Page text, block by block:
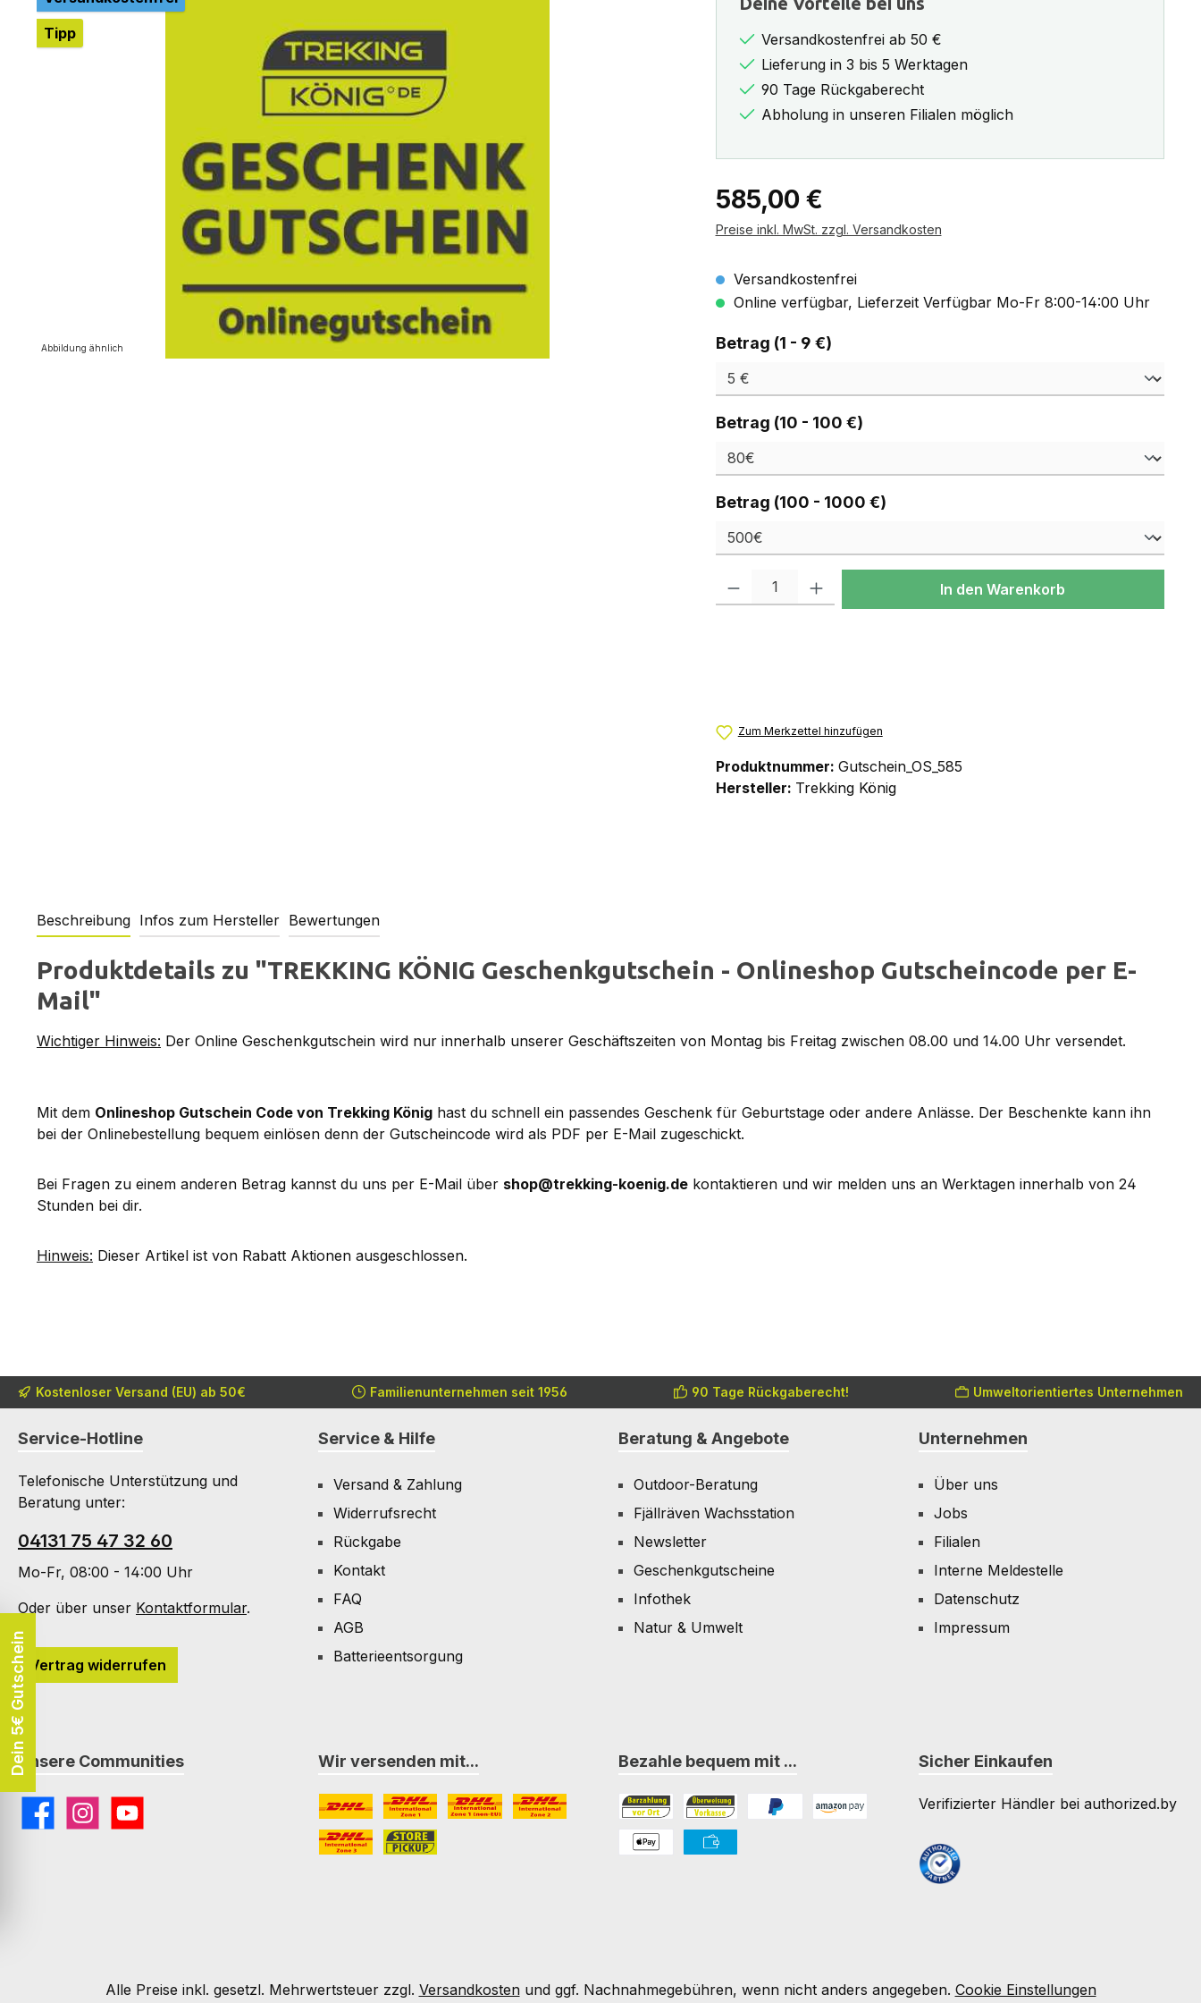
Tipp
Abbildung ähnlich
Versandkostenfrei ab 50 €
Lieferung in 3 bis 5 Werktagen
90 Tage Rückgaberecht
Abholung in unseren Filialen möglich
Regulärer Preis:
585,00 €
Preise inkl. MwSt. zzgl. Versandkosten
Versandkostenfrei
Online verfügbar, Lieferzeit Verfügbar Mo-Fr 8:00-14:00 Uhr
Betrag (1 - 9 €)auswählen
Betrag (10 - 100 €)auswählen
Betrag (100 - 1000 €)auswählen
Produkt Anzahl: Gib den gewünschten Wert ein oder benutze die Schaltflächen
In den Warenkorb
Zum Merkzettel hinzufügen
Produktnummer: Gutschein_OS_585
Hersteller: Trekking König
Beschreibung Infos zum Hersteller Bewertungen
Produktdetails zu "TREKKING KÖNIG Geschenkgutschein - Onlineshop Gutscheincode per E-
Mail"
Wichtiger Hinweis: Der Online Geschenkgutschein wird nur innerhalb unserer Geschäftszeiten von Montag bis Freitag zwischen 08.00 und 14.00 Uhr versendet.
Mit dem Onlineshop Gutschein Code von Trekking König hast du schnell ein passendes Geschenk für Geburtstage oder andere Anlässe. Der Beschenkte kann ihn
bei der Onlinebestellung bequem einlösen denn der Gutscheincode wird als PDF per E-Mail zugeschickt.
Bei Fragen zu einem anderen Betrag kannst du uns per E-Mail über shop@trekking-koenig.de kontaktieren und wir melden uns an Werktagen innerhalb von 24
Stunden bei dir.
Hinweis: Dieser Artikel ist von Rabatt Aktionen ausgeschlossen.
Kostenloser Versand (EU) ab 50€ Familienunternehmen seit 1956 90 Tage Rückgaberecht! Umweltorientiertes Unternehmen
Service-Hotline
Telefonische Unterstützung und
Beratung unter:
04131 75 47 32 60
Mo-Fr, 08:00 - 14:00 Uhr
Oder über unser Kontaktformular.
Vertrag widerrufen
Service & Hilfe
Versand & Zahlung
Widerrufsrecht
Rückgabe
Kontakt
FAQ
AGB
Batterieentsorgung
Beratung & Angebote
Outdoor-Beratung
Fjällräven Wachsstation
Newsletter
Geschenkgutscheine
Infothek
Natur & Umwelt
Unternehmen
Über uns
Jobs
Filialen
Interne Meldestelle
Datenschutz
Impressum
Unsere Communities
FacebookInstagramYouTube
Wir versenden mit...
DHL DHL Paket International Zone 1
DHL Paket International Zone 1 (non-EU)
DHL Paket International Zone 2
Bezahle bequem mit ...
Bezahlung in der Filiale
Vorkasse
Sicher Einkaufen
Verifizierter Händler bei authorized.by
Alle Preise inkl. gesetzl. Mehrwertsteuer zzgl. Versandkostenund ggf. Nachnahmegebühren, wenn nicht anders angegeben. Cookie Einstellungen
Dein 5€ Gutschein